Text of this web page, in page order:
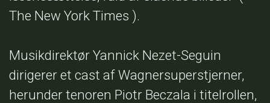
The New York Times ).
Musikdirektør Yannick Nezet-Seguin
dirigerer et cast af Wagnersuperstjerner,
herunder tenoren Piotr Beczala i titelrollen,